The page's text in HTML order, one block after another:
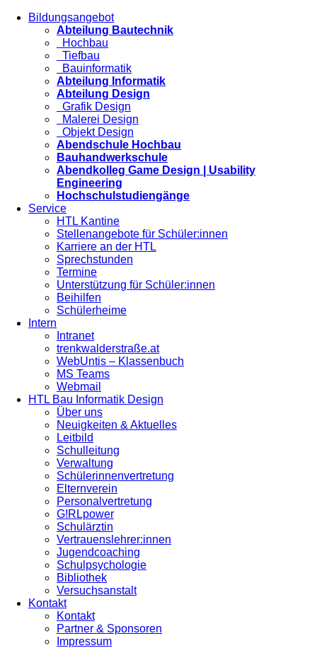
Bildungsangebot
Abteilung Bautechnik
Hochbau
Tiefbau
Bauinformatik
Abteilung Informatik
Abteilung Design
Grafik Design
Malerei Design
Objekt Design
Abendschule Hochbau
Bauhandwerkschule
Abendkolleg Game Design | Usability
Engineering
Hochschulstudiengänge
Service
HTL Kantine
Stellenangebote für Schüler:innen
Karriere an der HTL
Sprechstunden
Termine
Unterstützung für Schüler:innen
Beihilfen
Schülerheime
Intern
Intranet
trenkwalderstraße.at
WebUntis – Klassenbuch
MS Teams
Webmail
HTL Bau Informatik Design
Über uns
Neuigkeiten & Aktuelles
Leitbild
Schulleitung
Verwaltung
Schülerinnenvertretung
Elternverein
Personalvertretung
G!RLpower
Schulärztin
Vertrauenslehrer:innen
Jugendcoaching
Schulpsychologie
Bibliothek
Versuchsanstalt
Kontakt
Kontakt
Partner & Sponsoren
Impressum